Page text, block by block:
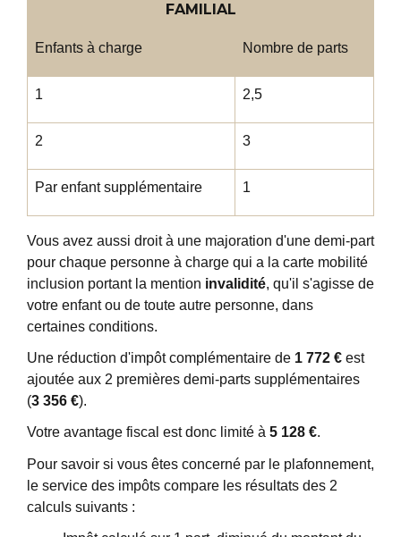
FAMILIAL
Enfants à charge Nombre de parts
1 2,5
2 3
Par enfant supplémentaire 1
Vous avez aussi droit à une majoration d'une demi-part
pour chaque personne à charge qui a la carte mobilité
inclusion portant la mention invalidité, qu'il s'agisse de
votre enfant ou de toute autre personne, dans
certaines conditions.
Une réduction d'impôt complémentaire de 1 772 € est
ajoutée aux 2 premières demi-parts supplémentaires
(3 356 €).
Votre avantage fiscal est donc limité à 5 128 €.
Pour savoir si vous êtes concerné par le plafonnement,
le service des impôts compare les résultats des 2
calculs suivants :